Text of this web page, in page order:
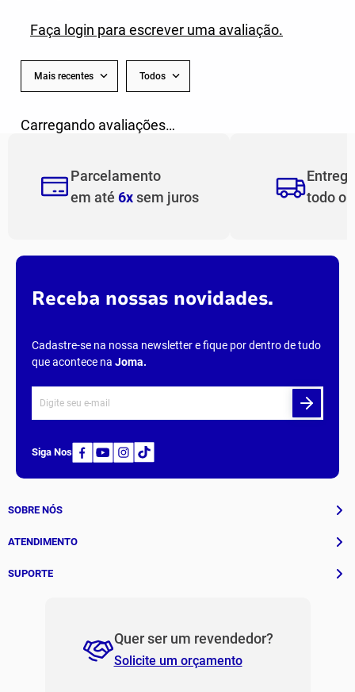
Faça login para escrever uma avaliação.
Mais recentes Todos
Carregando avaliações…
Parcelamento
em até 6xsem juros
todo o
Receba nossas novidades.
Cadastre-se na nossa newsletter e fique por dentro de tudo
que acontece na Joma.
Siga Nos
SOBRE NÓS
História
Patrocinados
ATENDIMENTO
Whatsapp
contato@jomabr.com.br
SUPORTE
Regulamento Joma Club
Quer ser um revendedor?
Solicite um orçamento